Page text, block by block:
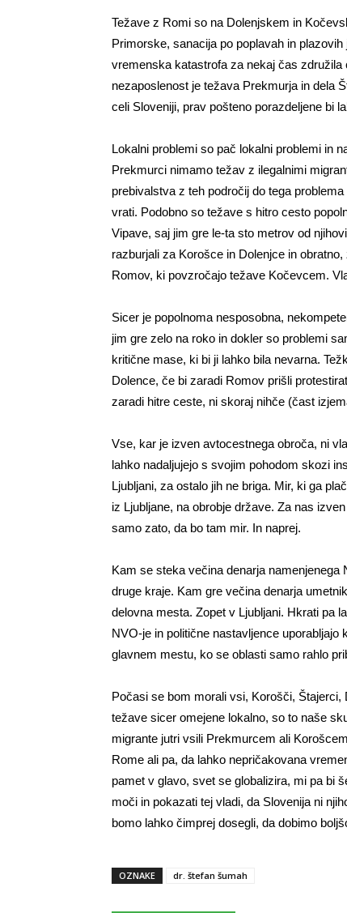
Težave z Romi so na Dolenjskem in
Primorske, sanacija po poplavah in
vremenska katastrofa za nekaj čas
nezaposlenost je težava Prekmurja in dela
celi Sloveniji, prav pošteno porazdeljene bi
Lokalni problemi so pač lokalni problemi in
Prekmurci nimamo težav z ilegalnimi
prebivalstva z teh področij do tega
vrati. Podobno so težave s hitro cesto
Vipave, saj jim gre le-ta sto metrov od
razburjali za Korošce in Dolenjce in
Romov, ki povzročajo težave Kočevcem.
Sicer je popolnoma nesposobna,
jim gre zelo na roko in dokler so problemi
kritične mase, ki bi ji lahko bila nevarna.
Dolence, če bi zaradi Romov prišli
zaradi hitre ceste, ni skoraj nihče (čast
Vse, kar je izven avtocestnega obroča, ni
lahko nadaljujejo s svojim pohodom skozi
Ljubljani, za ostalo jih ne briga. Mir, ki ga
iz Ljubljane, na obrobje države. Za nas
samo zato, da bo tam mir. In naprej.
Kam se steka večina denarja namenjenega
druge kraje. Kam gre večina denarja
delovna mesta. Zopet v Ljubljani. Hkrati pa
NVO-je in politične nastavljence
glavnem mestu, ko se oblasti samo rahlo
Počasi se bom morali vsi, Korošči,
težave sicer omejene lokalno, so to naše
migrante jutri vsili Prekmurcem ali
Rome ali pa, da lahko nepričakovana
pamet v glavo, svet se globalizira, mi pa bi
moči in pokazati tej vladi, da Slovenija ni
bomo lahko čimprej dosegli, da dobimo
OZNAKE dr. štefan šumah